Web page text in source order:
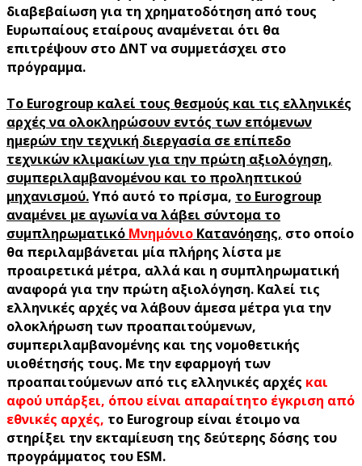
διαβεβαίωση για τη χρηματοδότηση από τους
Ευρωπαίους εταίρους αναμένεται ότι θα
επιτρέψουν στο ΔΝΤ να συμμετάσχει στο
πρόγραμμα.
Το Eurogroup καλεί τους θεσμούς και τις ελληνικές
αρχές να ολοκληρώσουν εντός των επόμενων
ημερών την τεχνική διεργασία σε επίπεδο
τεχνικών κλιμακίων για την πρώτη αξιολόγηση,
συμπεριλαμβανομένου και το προληπτικού
μηχανισμού.Υπό αυτό το πρίσμα, το Eurogroup
αναμένει με αγωνία να λάβει σύντομα το
συμπληρωματικό Μνημόνιο Κατανόησης, στο οποίο
θα περιλαμβάνεται μία πλήρης λίστα με
προαιρετικά μέτρα, αλλά και η συμπληρωματική
αναφορά για την πρώτη αξιολόγηση. Καλεί τις
ελληνικές αρχές να λάβουν άμεσα μέτρα για την
ολοκλήρωση των προαπαιτούμενων,
συμπεριλαμβανομένης και της νομοθετικής
υιοθέτησής τους. Με την εφαρμογή των
προαπαιτούμενων από τις ελληνικές αρχές και
αφού υπάρξει, όπου είναι απαραίτητο έγκριση από
εθνικές αρχές, το Eurogroup είναι έτοιμο να
στηρίξει την εκταμίευση της δεύτερης δόσης του
προγράμματος του ESM.